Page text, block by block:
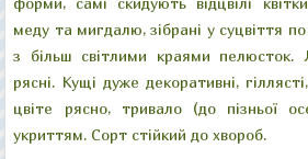
меду та мигдалю, зібрані у суцвіття
з більш світлими краями пелюсток.
рясні. Кущі дуже декоративні,
цвіте рясно, тривало (до пізньої
укриттям. Сорт стійкий до хвороб.